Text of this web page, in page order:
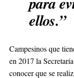
ellos.”
Campesinos que
en 2017 la
conocer que se